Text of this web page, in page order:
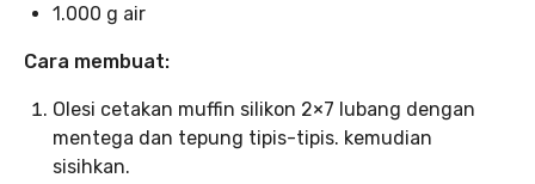
1.000 g air
Cara membuat:
Olesi cetakan muffin silikon 2×7 lubang dengan
mentega dan tepung tipis-tipis. kemudian
sisihkan.